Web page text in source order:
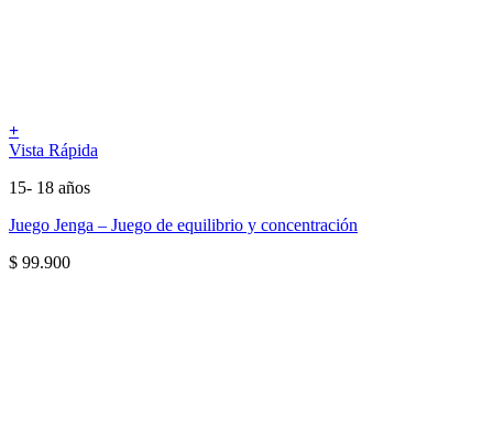
+
Vista Rápida
15- 18 años
Juego Jenga – Juego de equilibrio y concentración
$ 99.900